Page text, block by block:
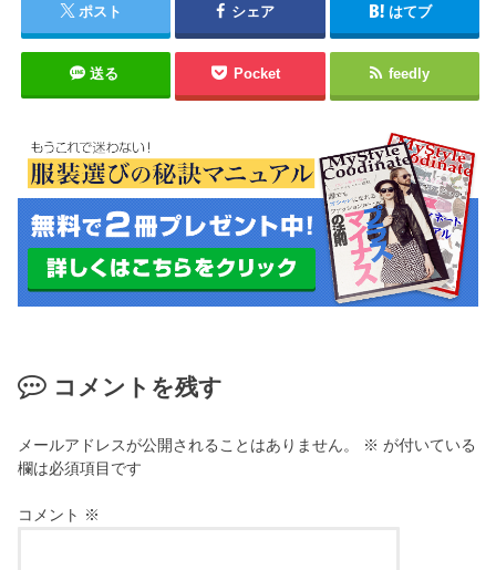
ポスト シェア はてブ
送る Pocket feedly
コメントを残す
メールアドレスが公開されることはありません。 ※ が付いている
欄は必須項目です
コメント ※